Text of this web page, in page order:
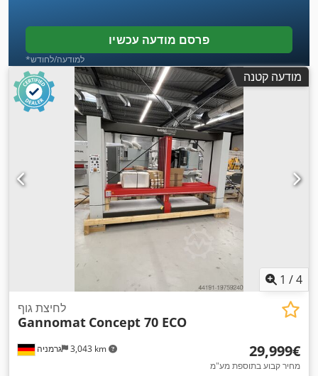
פרסם מודעה עכשיו
*למודעה/לחודש
מודעה קטנה
1 /4
גרמניה 3,043 km
לחיצת גוף
Gannomat Concept 70 ECO
‏29,999 ‏€
מחיר קבוע בתוספת מע"מ